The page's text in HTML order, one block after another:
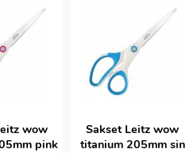
wow
pink
Sakset Leitz wow
titanium 205mm sin